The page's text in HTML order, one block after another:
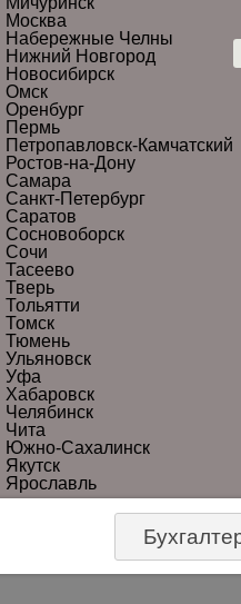
Москва
Набережные Челны
Нижний Новгород
Новосибирск
Омск
Оренбург
Пермь
Петропавловск-Камчатский
Ростов-на-Дону
Самара
Санкт-Петербург
Саратов
Сосновоборск
Сочи
Тасеево
Тверь
Тольятти
Томск
Тюмень
Ульяновск
Уфа
Хабаровск
Челябинск
Чита
Южно-Сахалинск
Якутск
Ярославль